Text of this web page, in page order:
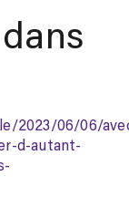
2023/06/06/
d-autant-